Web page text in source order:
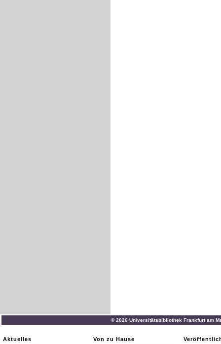
© 2026 Universitätsbibliothek Frankfurt am
Aktuelles
Von zu Hause